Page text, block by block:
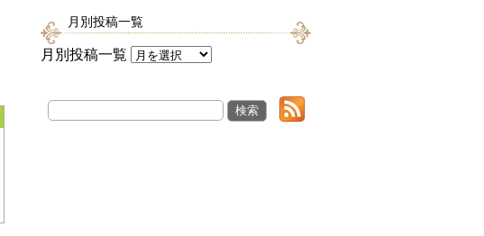
月別投稿一覧
月別投稿一覧